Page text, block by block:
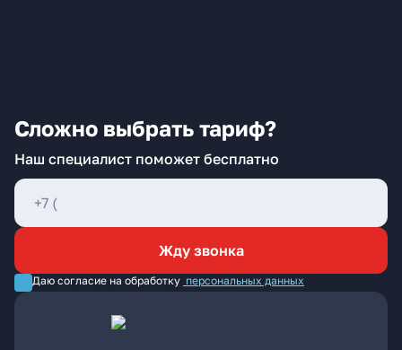
Сложно выбрать тариф?
Наш специалист поможет бесплатно
Жду звонка
Даю согласие на обработку персональных данных